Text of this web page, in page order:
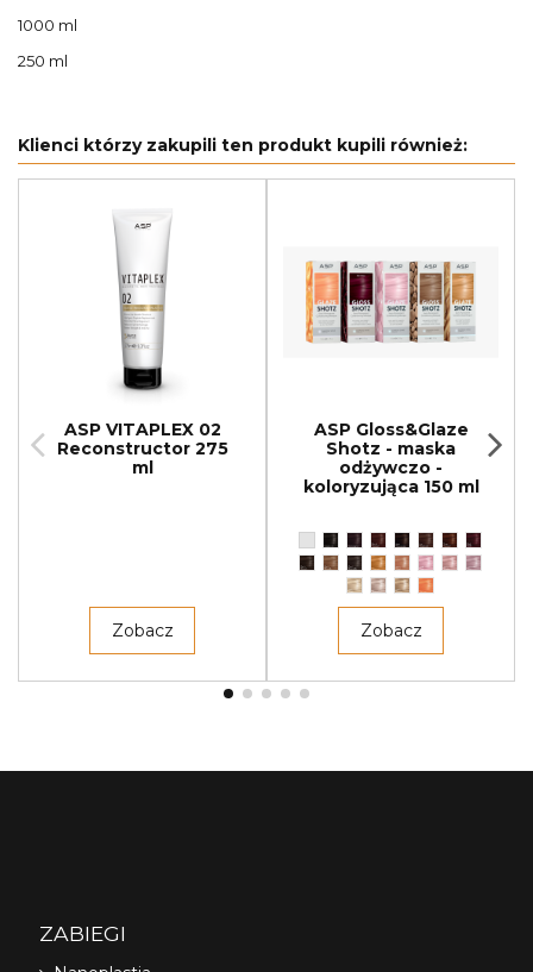
1000 ml
250 ml
Klienci którzy zakupili ten produkt kupili również:
ASP VITAPLEX 02
Reconstructor 275
ml
Zobacz
ASP Gloss&Glaze
Shotz - maska
odżywczo -
koloryzująca 150 ml
Zobacz
ZABIEGI